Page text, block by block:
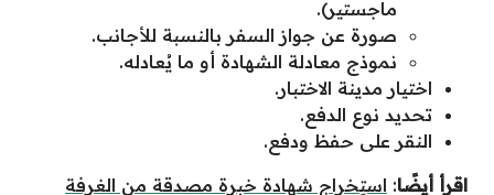
ماجستير).
صورة عن جواز السفر بالنسبة للأجانب.
نموذج معادلة الشهادة أو ما يُعادله.
اختيار مدينة الاختبار.
تحديد نوع الدفع.
النقر على حفظ ودفع.
اقرأ أيضًا: استِخراج شهادة خبرة مصدقة من الغرفة